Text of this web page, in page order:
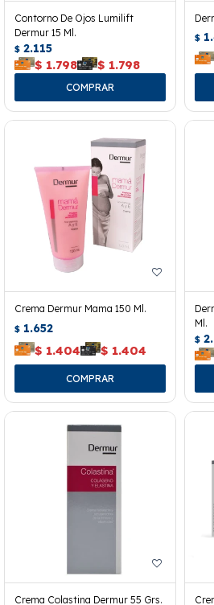
Contorno De Ojos Lumilift
Dermur 15 Ml.
$ 2.115
$ 1.798 $ 1.798
$
Crema Dermur Mama 150 Ml.
$ 1.652
$ 1.404 $ 1.404
Ml.
$
Crema Colastina Dermur 55 Grs.